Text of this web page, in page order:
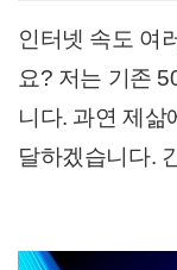
인터넷 속도 여
요? 저는 기존
니다. 과연 제삶
달하겠습니다.